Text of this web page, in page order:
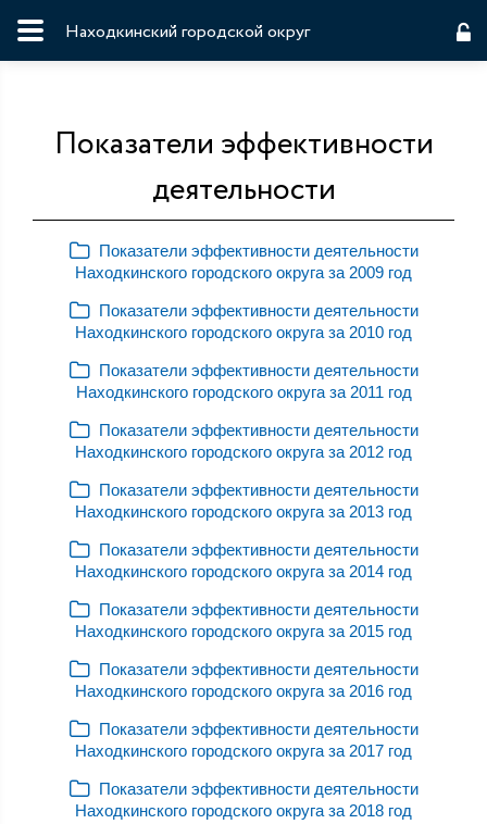
Находкинский городской округ
Показатели эффективности
деятельности
Показатели эффективности деятельности
Находкинского городского округа за 2009 год
Показатели эффективности деятельности
Находкинского городского округа за 2010 год
Показатели эффективности деятельности
Находкинского городского округа за 2011 год
Показатели эффективности деятельности
Находкинского городского округа за 2012 год
Показатели эффективности деятельности
Находкинского городского округа за 2013 год
Показатели эффективности деятельности
Находкинского городского округа за 2014 год
Показатели эффективности деятельности
Находкинского городского округа за 2015 год
Показатели эффективности деятельности
Находкинского городского округа за 2016 год
Показатели эффективности деятельности
Находкинского городского округа за 2017 год
Показатели эффективности деятельности
Находкинского городского округа за 2018 год